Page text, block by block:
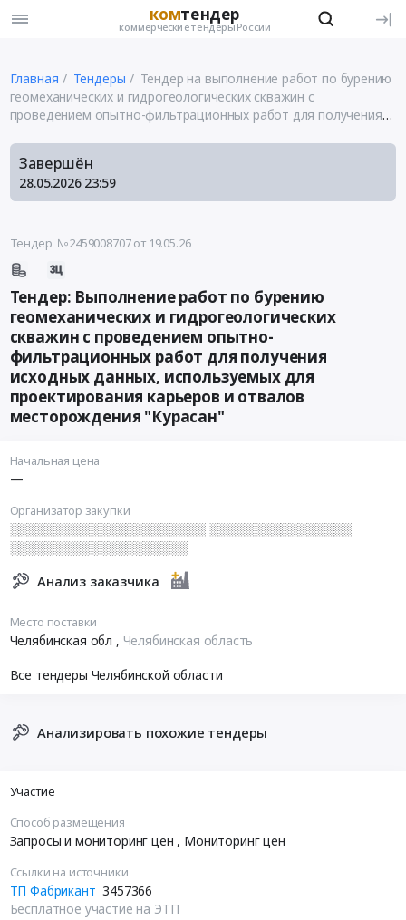
комтендер
коммерческие тендеры России
Главная Тендеры
Тендер на выполнение работ по бурению
геомеханических и гидрогеологических скважин с
проведением опытно-фильтрационных работ для получения
карьеров и отвалов месторождения "Курасан"
Завершён
28.05.2026 23:59
Тендер №2459008707от 19.05.26
Тендер: Выполнение работ по бурению
геомеханических и гидрогеологических
скважин с проведением опытно-
фильтрационных работ для получения
исходных данных, используемых для
проектирования карьеров и отвалов
месторождения "Курасан"
Начальная цена
—
Организатор закупки
░░░░░░░░░░░░░░░░░░░░░░ ░░░░░░░░░░░░░░░░
░░░░░░░░░░░░░░░░░░░░
Анализ заказчика
Место поставки
Челябинская обл , Челябинская область
Все тендеры Челябинской области
Анализировать похожие тендеры
Участие
Способ размещения
Запросы и мониторинг цен , Мониторинг цен
Ссылки на источники
ТП Фабрикант 3457366
Бесплатное участие на ЭТП